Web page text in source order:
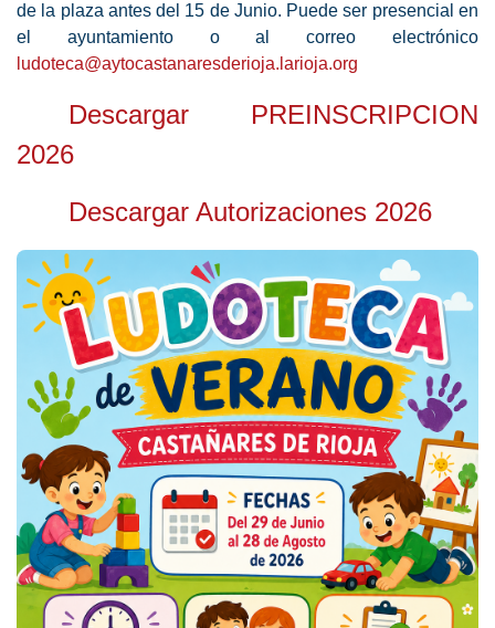
de la plaza antes del 15 de Junio. Puede ser presencial en
el ayuntamiento o al correo electrónico
ludoteca@aytocastanaresderioja.larioja.org
Descargar PREINSCRIPCION
2026
Descargar Autorizaciones 2026